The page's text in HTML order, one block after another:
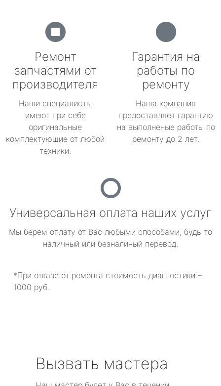
Ремонт
запчастями от
производителя
Наши специалисты
имеют при себе
оригинальные
комплектующие от любой
техники.
Гарантия на
работы по
ремонту
Наша компания
предоставляет гарантию
на выполненые работы по
ремонту до 2 лет.
Универсальная оплата наших услуг
Мы берем оплату от Вас любыми способами, будь то
наличный или безналиный перевод.
*При отказе от ремонта стоимость диагностики –
1000 руб.
Вызвать мастера